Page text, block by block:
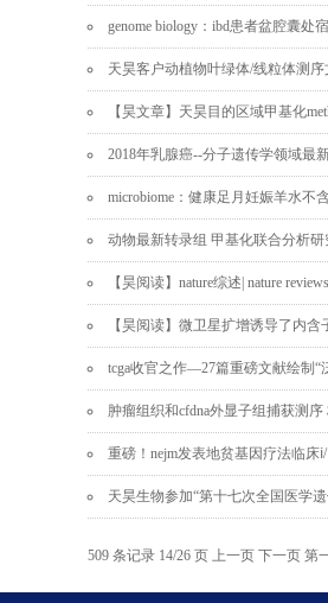
genome biology：ibd患者盆腔囊
天昊客户动植物叶绿体/线粒体测
【昊文章】天昊目的区域甲基化
2018年乳腺癌--分子遗传学领域最
microbiome：健康足月妊娠羊水不
动物最新转录组 甲基化联合分析研
【昊阅读】nature综述| nature
【昊阅读】微卫星扩增诱导了内
tcga收官之作—27篇重磅文献绘制“
肿瘤组织和cfdna外显子组捕获测
重磅！nejm发表地贫基因疗法临床
天昊生物参加“第十七次全国医学
509 条记录 14/26 页 上一页 下一页 第